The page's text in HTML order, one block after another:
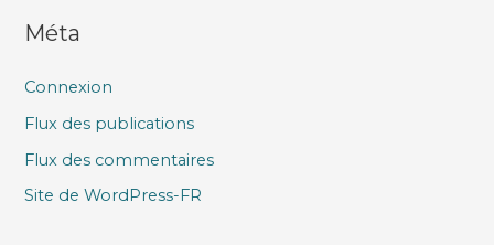
Méta
Connexion
Flux des publications
Flux des commentaires
Site de WordPress-FR